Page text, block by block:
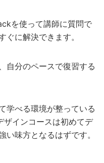
を使って講師に質問で
ぐに解決できます。
自分のペースで復習する
学べる環境が整っている
ザインコースは初めてデ
味方となるはずです。